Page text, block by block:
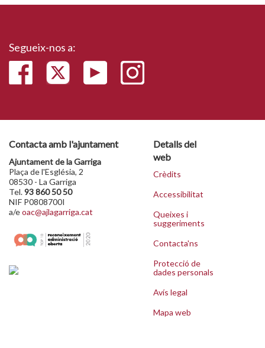
Segueix-nos a:
Contacta amb l'ajuntament
Ajuntament de la Garriga
Plaça de l'Església, 2
08530 - La Garriga
Tel.93 860 50 50
NIF P0808700I
a/eoac@ajlagarriga.cat
Detalls del
web
Crèdits
Accessibilitat
Queixes i
suggeriments
Contacta'ns
Protecció de
dades personals
Avís legal
Mapa web